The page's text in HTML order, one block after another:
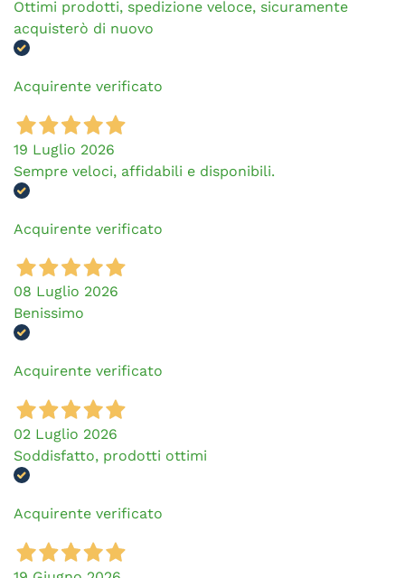
Ottimi prodotti, spedizione veloce, sicuramente
acquisterò di nuovo
Acquirente verificato
19 Luglio 2026
Sempre veloci, affidabili e disponibili.
Acquirente verificato
08 Luglio 2026
Benissimo
Acquirente verificato
02 Luglio 2026
Soddisfatto, prodotti ottimi
Acquirente verificato